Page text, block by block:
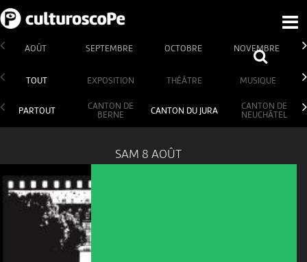
AOÛT SEPTEMBRE OCTOBRE NOVEMBRE
TOUT EXPOSITION THÉÂTRE MUSIQUE
PARTOUT
CANTON DE
BERNE
CANTON DU JURA
CANTON DE
NEUCHÂTEL
SAM 8 AOÛT